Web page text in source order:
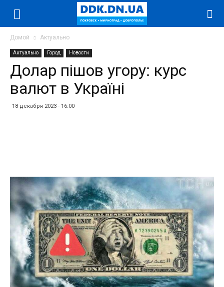
Домой Актуально
Актуально Город Новости
Долар пішов угору: курс
валют в Україні
18 декабря 2023 - 16:00